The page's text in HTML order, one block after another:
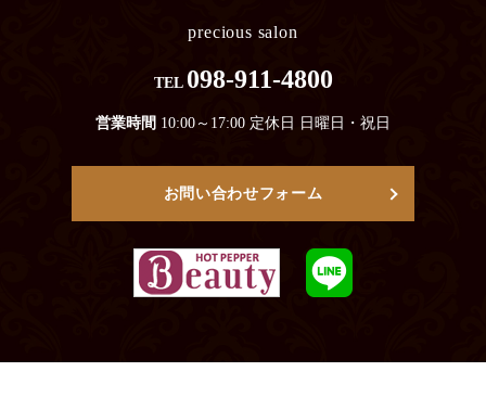
precious salon
TEL 098-911-4800
営業時間 10:00～17:00 定休日 日曜日・祝日
お問い合わせフォーム